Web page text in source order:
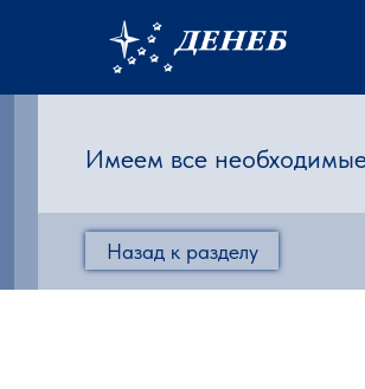
Имеем все необходимые
Назад к разделу